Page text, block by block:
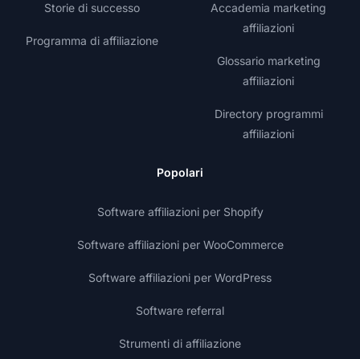
Storie di successo
Programma di affiliazione
Accademia marketing
affiliazioni
Glossario marketing
affiliazioni
Directory programmi
affiliazioni
Popolari
Software affiliazioni per Shopify
Software affiliazioni per WooCommerce
Software affiliazioni per WordPress
Software referral
Strumenti di affiliazione